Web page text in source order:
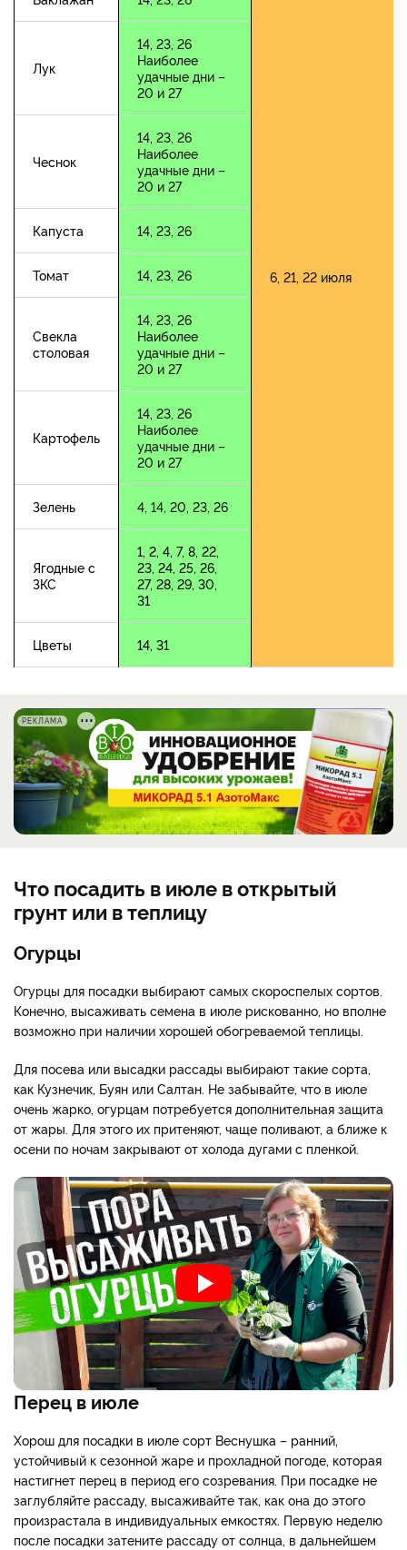
6, 21, 22 июля
Лук
14, 23, 26
Наиболее
удачные дни –
20 и 27
Чеснок
14, 23, 26
Наиболее
удачные дни –
20 и 27
Капуста 14, 23, 26
Томат 14, 23, 26
Свекла
столовая
14, 23, 26
Наиболее
удачные дни –
20 и 27
Картофель
14, 23, 26
Наиболее
удачные дни –
20 и 27
Зелень 4, 14, 20, 23, 26
Ягодные с
ЗКС
1, 2, 4, 7, 8, 22,
23, 24, 25, 26,
27, 28, 29, 30,
31
Цветы 14, 31
РЕКЛАМА
Что посадить в июле в открытый
грунт или в теплицу
Огурцы
Огурцы для посадки выбирают самых скороспелых сортов.
Конечно, высаживать семена в июле рискованно, но вполне
возможно при наличии хорошей обогреваемой теплицы.
Для посева или высадки рассады выбирают такие сорта,
как Кузнечик, Буян или Салтан. Не забывайте, что в июле
очень жарко, огурцам потребуется дополнительная защита
от жары. Для этого их притеняют, чаще поливают, а ближе к
осени по ночам закрывают от холода дугами с пленкой.
Перец в июле
Хорош для посадки в июле сорт Веснушка – ранний,
устойчивый к сезонной жаре и прохладной погоде, которая
настигнет перец в период его созревания. При посадке не
заглубляйте рассаду, высаживайте так, как она до этого
произрастала в индивидуальных емкостях. Первую неделю
после посадки затените рассаду от солнца, в дальнейшем